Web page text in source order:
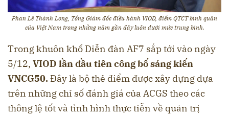
Phan Lê Thành Long, Tổng Giám đốc điều hành VIOD, điểm QTCT bình quân
của Việt Nam trong những năm gần đây luôn dưới mức trung bình.
Trong khuôn khổ Diễn đàn AF7 sắp tới vào ngày
5/12, VIOD lần đầu tiên công bố sáng kiến
VNCG50.Đây là bộ thẻ điểm được xây dựng dựa
trên những chỉ số đánh giá của ACGS theo các
thông lệ tốt và tình hình thực tiễn về quản trị